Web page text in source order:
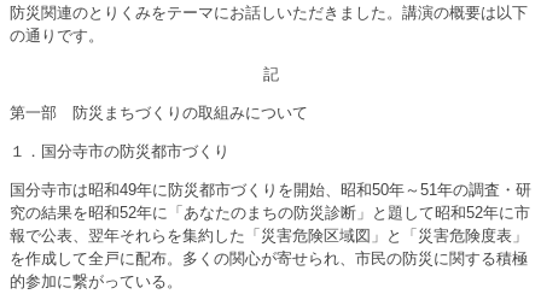
防災関連のとりくみをテーマにお話しいただきました。講演の概要は以下
の通りです。
記
第一部 防災まちづくりの取組みについて
１．国分寺市の防災都市づくり
国分寺市は昭和49年に防災都市づくりを開始、昭和50年～51年の調査・研
究の結果を昭和52年に「あなたのまちの防災診断」と題して昭和52年に市
報で公表、翌年それらを集約した「災害危険区域図」と「災害危険度表」
を作成して全戸に配布。多くの関心が寄せられ、市民の防災に関する積極
的参加に繋がっている。